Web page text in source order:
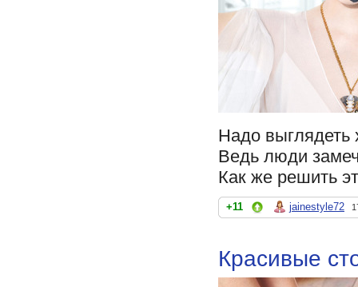
Надо выглядеть
Ведь люди
Как же решить
+11 jainestyle72
Красивые